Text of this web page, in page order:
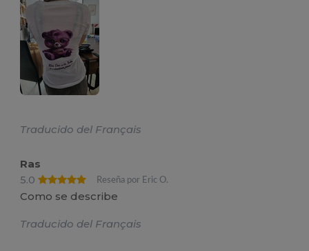
Traducido del Français
Ras
5.0
Reseña por Eric O.
Como se describe
Traducido del Français